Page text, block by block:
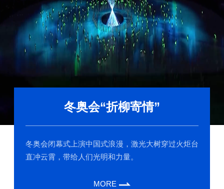
冬奥会“折柳寄情”
冬奥会闭幕式上演中国式浪漫，激光大树穿过火炬台
直冲云霄，带给人们光明和力量。
MORE